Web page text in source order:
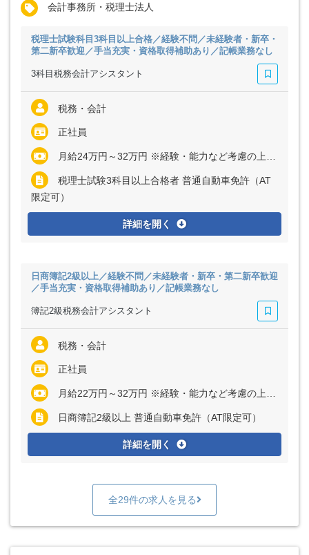
会計事務所・税理士法人
税理士試験科目3科目以上合格／経験不問／未経験者・新卒・
第二新卒歓迎／手当充実・資格取得補助あり／記帳業務なし
3科目税務会計アシスタント
税務・会計
正社員
月給24万円～32万円 ※経験・能力など考慮の上、決定いたします
税理士試験3科目以上合格者 普通自動車免許（AT
限定可）
詳細を開く
日商簿記2級以上／経験不問／未経験者・新卒・第二新卒歓迎
／手当充実・資格取得補助あり／記帳業務なし
簿記2級税務会計アシスタント
税務・会計
正社員
月給22万円～32万円 ※経験・能力など考慮の上、決定いたします
日商簿記2級以上 普通自動車免許（AT限定可）
詳細を開く
全29件の求人を見る